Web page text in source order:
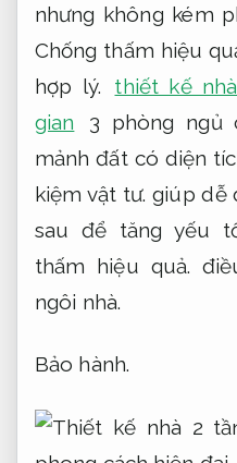
nhưng không kém
Chống thấm hiệu
hợp lý.
thiết kế
gian
3 phòng ngủ
mảnh đất có diện
kiệm vật tư. giúp dễ
sau để tăng yếu
thấm hiệu quả.
ngôi nhà.
Bảo hành.